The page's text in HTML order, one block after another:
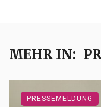
MEHR IN:
PRESSEMELDUNG